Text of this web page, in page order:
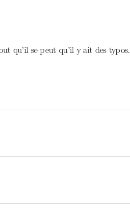
qu’il se peut qu’il y ait des typos.